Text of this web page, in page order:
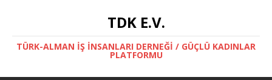
TDK E.V.
TÜRK-ALMAN İŞ İNSANLARI DERNEĞİ / GÜÇLÜ KADINLAR
PLATFORMU